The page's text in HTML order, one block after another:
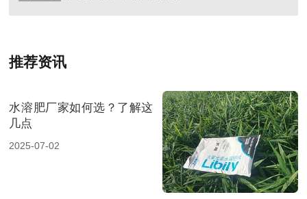
推荐资讯
水溶肥厂家如何选？了解这
几点
2025-07-02